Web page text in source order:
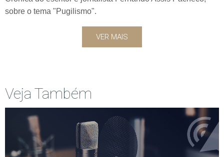
sobre o tema "Pugilismo".
VER MAIS
Veja Também